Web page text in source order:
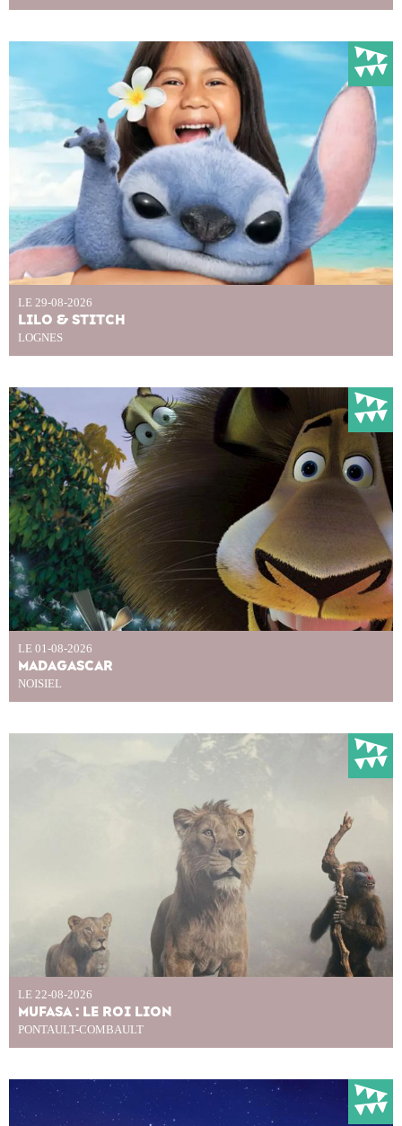
LE 29-08-2026
LILO & STITCH
LOGNES
LE 01-08-2026
MADAGASCAR
NOISIEL
LE 22-08-2026
MUFASA : LE ROI LION
PONTAULT-COMBAULT